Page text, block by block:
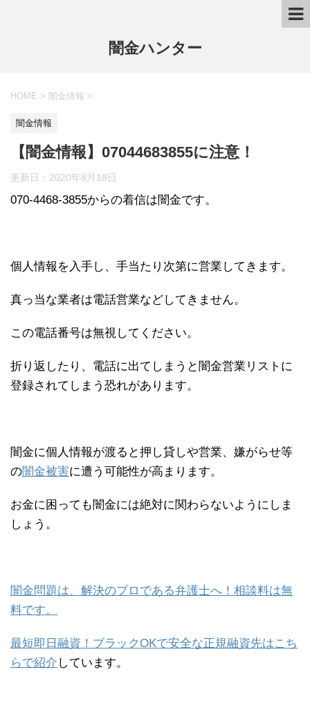
闇金ハンター
HOME > 闇金情報 >
闇金情報
【闇金情報】07044683855に注意！
更新日： 2020年8月18日
070-4468-3855からの着信は闇金です。
個人情報を入手し、手当たり次第に営業してきます。
真っ当な業者は電話営業などしてきません。
この電話番号は無視してください。
折り返したり、電話に出てしまうと闇金営業リストに
登録されてしまう恐れがあります。
闇金に個人情報が渡ると押し貸しや営業、嫌がらせ等
の闇金被害に遭う可能性が高まります。
お金に困っても闇金には絶対に関わらないようにしま
しょう。
闇金問題は、解決のプロである弁護士へ！相談料は無
料です。
最短即日融資！ブラックOKで安全な正規融資先はこち
らで紹介 しています。